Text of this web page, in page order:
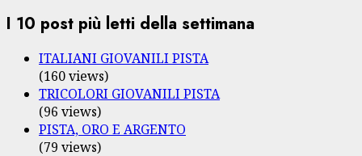
I 10 post più letti della settimana
ITALIANI GIOVANILI PISTA
(160 views)
TRICOLORI GIOVANILI PISTA
(96 views)
PISTA, ORO E ARGENTO
(79 views)